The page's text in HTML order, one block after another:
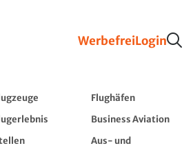
WerbefreiLogin
Flughäfen
Business Aviation
Aus- und